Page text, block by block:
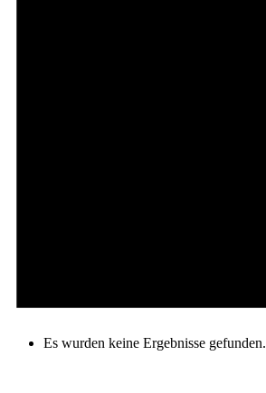
Es wurden keine Ergebnisse gefunden.